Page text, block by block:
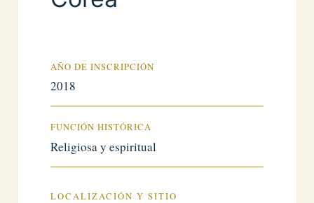
AÑO DE INSCRIPCIÓN
2018
FUNCIÓN HISTÓRICA
Religiosa y espiritual
LOCALIZACIÓN Y SITIO